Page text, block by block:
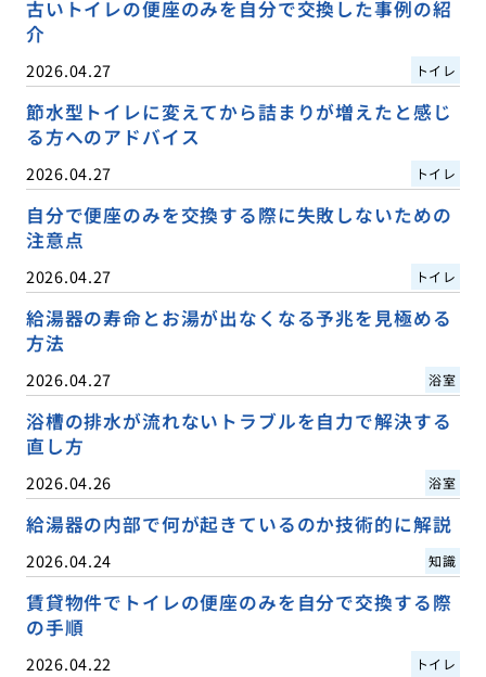
古いトイレの便座のみを自分で交換した事例の紹
介
2026.04.27 トイレ
節水型トイレに変えてから詰まりが増えたと感じ
る方へのアドバイス
2026.04.27 トイレ
自分で便座のみを交換する際に失敗しないための
注意点
2026.04.27 トイレ
給湯器の寿命とお湯が出なくなる予兆を見極める
方法
2026.04.27 浴室
浴槽の排水が流れないトラブルを自力で解決する
直し方
2026.04.26 浴室
給湯器の内部で何が起きているのか技術的に解説
2026.04.24 知識
賃貸物件でトイレの便座のみを自分で交換する際
の手順
2026.04.22 トイレ